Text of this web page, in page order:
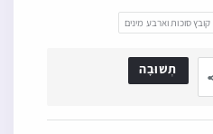
קובץ סוכות וארבע מינים
תְשׁוּבָה